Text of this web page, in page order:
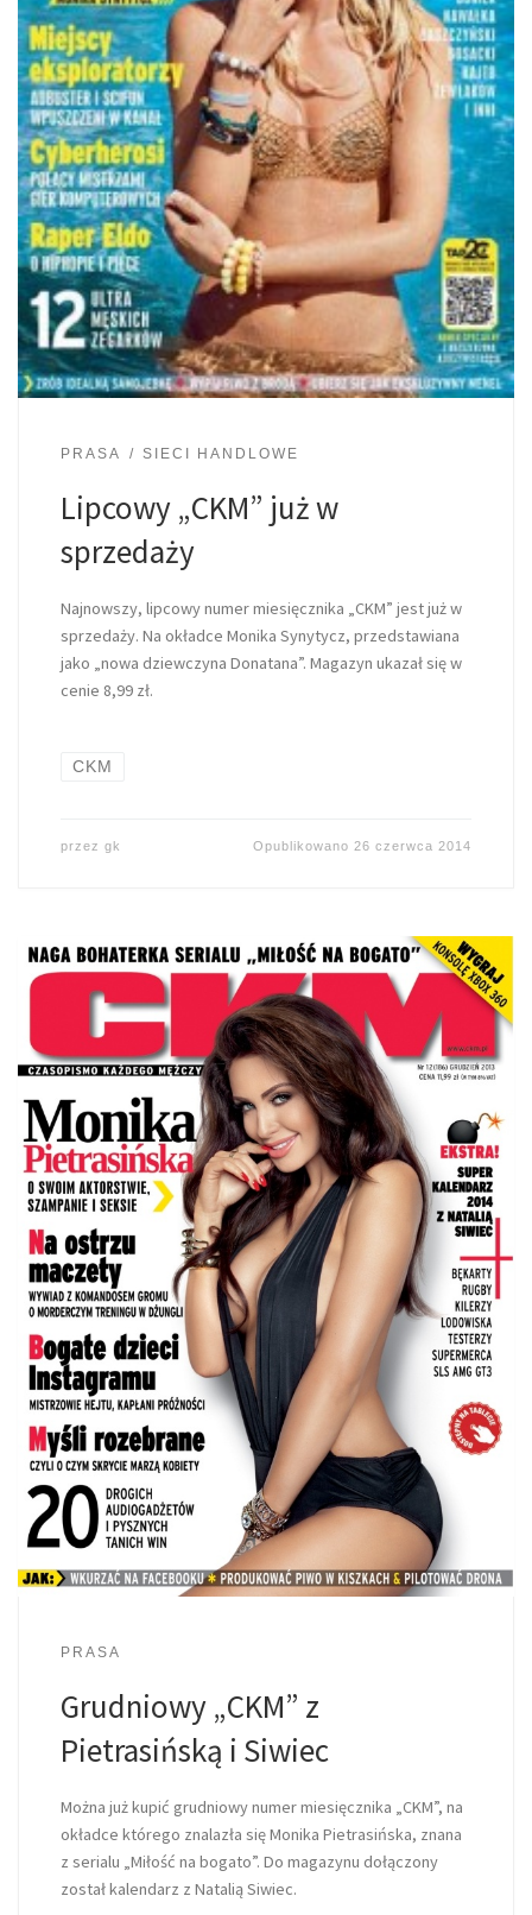
PRASA SIECI HANDLOWE
Lipcowy „CKM” już w
sprzedaży
Najnowszy, lipcowy numer miesięcznika „CKM” jest już w
sprzedaży. Na okładce Monika Synytycz, przedstawiana
jako „nowa dziewczyna Donatana”. Magazyn ukazał się w
cenie 8,99 zł.
CKM
przez gk Opublikowano26 czerwca 2014
PRASA
Grudniowy „CKM” z
Pietrasińską i Siwiec
Można już kupić grudniowy numer miesięcznika „CKM”, na
okładce którego znalazła się Monika Pietrasińska, znana
z serialu „Miłość na bogato”. Do magazynu dołączony
został kalendarz z Natalią Siwiec.